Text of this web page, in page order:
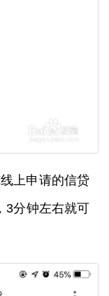
上申请的信贷
3分钟左右就可